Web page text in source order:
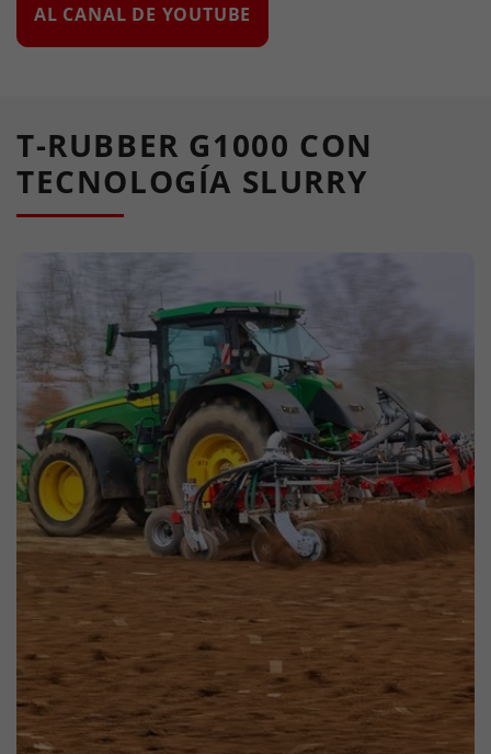
AL CANAL DE YOUTUBE
T-RUBBER G1000 CON
TECNOLOGÍA SLURRY